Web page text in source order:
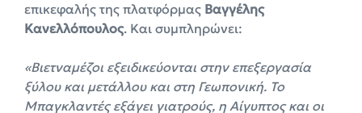
επικεφαλής της πλατφόρμας Βαγγέλης
Κανελλόπουλος. Και συμπληρώνει:
«Βιετναμέζοι εξειδικεύονται στην επεξεργασία
ξύλου και μετάλλου και στη Γεωπονική. Το
Μπαγκλαντές εξάγει γιατρούς, η Αίγυπτος και οι